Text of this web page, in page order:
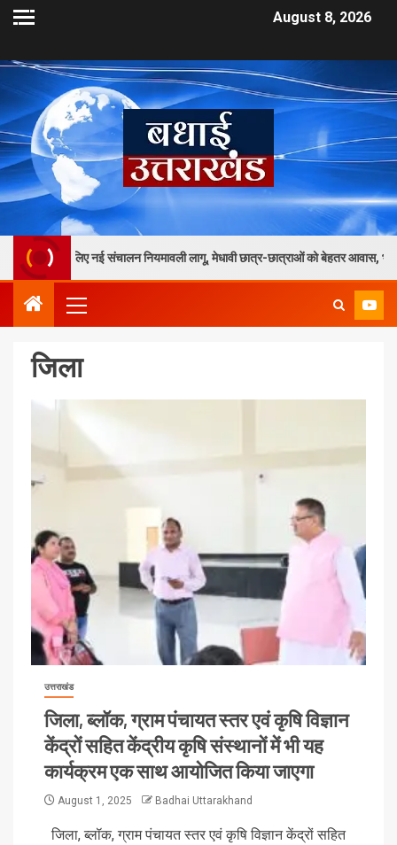
August 8, 2026
के लिए नई संचालन नियमावली लागू, मेधावी छात्र-छात्राओं को बेहतर आवास, भोजन और
जिला
उत्तराखंड
जिला, ब्लॉक, ग्राम पंचायत स्तर एवं कृषि विज्ञान
केंद्रों सहित केंद्रीय कृषि संस्थानों में भी यह
कार्यक्रम एक साथ आयोजित किया जाएगा
August 1, 2025 Badhai Uttarakhand
जिला, ब्लॉक, ग्राम पंचायत स्तर एवं कृषि विज्ञान केंद्रों सहित